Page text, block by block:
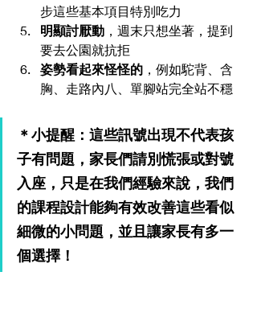
步這些基本項目特別吃力
明顯討厭動 ，週末只想坐著，提到
要去公園就抗拒
姿勢看起來怪怪的 ，例如駝背、含
胸、走路內八、單腳站完全站不穩
＊小提醒：這些訊號出現不代表孩
子有問題，家長們請別慌張或對號
入座，只是在我們經驗來說，我們
的課程設計能夠有效改善這些看似
細微的小問題，並且讓家長有多一
個選擇！